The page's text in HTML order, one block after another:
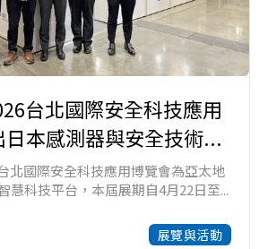
台北國際安全科技應用
本感測器與安全技術...
北國際安全科技應用博覽會為亞太地
慧科技平台，本屆展期自4月22日至...
展覽與活動